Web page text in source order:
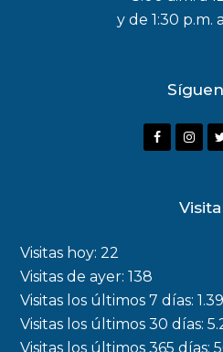
y de 1:30 p.m.
F
o
k
I
a
Visitas hoy:22
Visitas de ayer:138
Visitas los últimos 7 días:
Visitas los últimos 30 días:
Visitas los últimos 365 días: